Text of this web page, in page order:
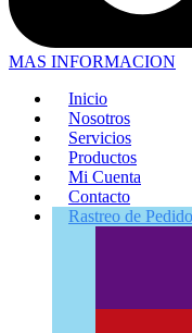
MAS INFORMACION
Inicio
Nosotros
Servicios
Productos
Mi Cuenta
Contacto
Rastreo de